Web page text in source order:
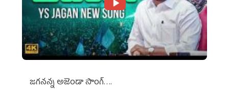
జగనన్న అజెండా సాంగ్….